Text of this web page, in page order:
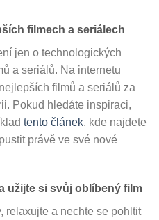
filmech a seriálech
jen o technologických
a seriálů. Na internetu
filmů a seriálů za
Pokud hledáte inspiraci,
tento článek, kde najdete
právě ve své nové
užijte si svůj oblíbený film
relaxujte a nechte se pohltit